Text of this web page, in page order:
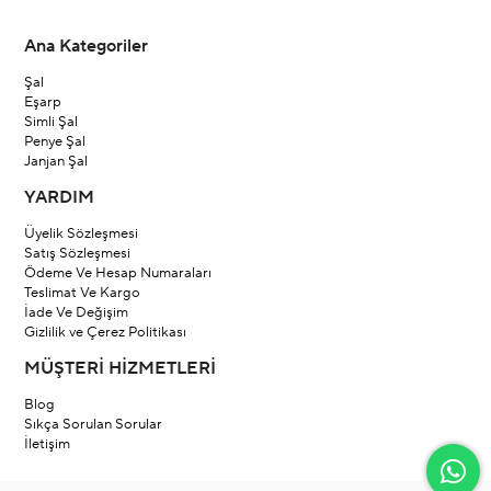
Ana Kategoriler
Şal
Eşarp
Simli Şal
Penye Şal
Janjan Şal
YARDIM
Üyelik Sözleşmesi
Satış Sözleşmesi
Ödeme Ve Hesap Numaraları
Teslimat Ve Kargo
İade Ve Değişim
Gizlilik ve Çerez Politikası
MÜŞTERİ HİZMETLERİ
Blog
Sıkça Sorulan Sorular
İletişim